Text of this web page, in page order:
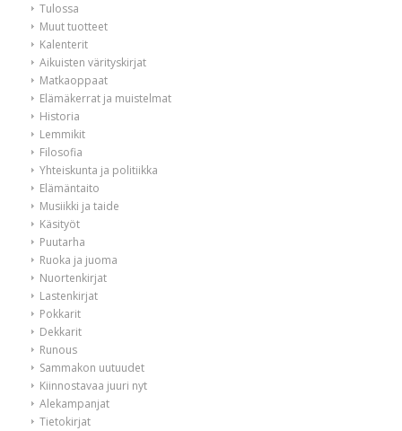
Tulossa
Muut tuotteet
Kalenterit
Aikuisten värityskirjat
Matkaoppaat
Elämäkerrat ja muistelmat
Historia
Lemmikit
Filosofia
Yhteiskunta ja politiikka
Elämäntaito
Musiikki ja taide
Käsityöt
Puutarha
Ruoka ja juoma
Nuortenkirjat
Lastenkirjat
Pokkarit
Dekkarit
Runous
Sammakon uutuudet
Kiinnostavaa juuri nyt
Alekampanjat
Tietokirjat